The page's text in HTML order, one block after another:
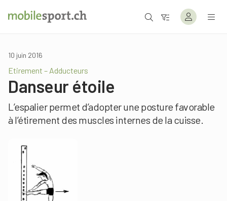
10 juin 2016
Etirement – Adducteurs
Danseur étoile
L’espalier permet d’adopter une posture favorable
à l’étirement des muscles internes de la cuisse.